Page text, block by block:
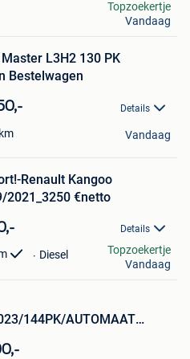
Topzoekertje
Vandaag
Master L3H2 130 PK
Bestelwagen
Details
km Vandaag
Renault Kangoo
2021_3250 €netto
Details
Diesel
Topzoekertje
Vandaag
144PK/AUTOMAAT